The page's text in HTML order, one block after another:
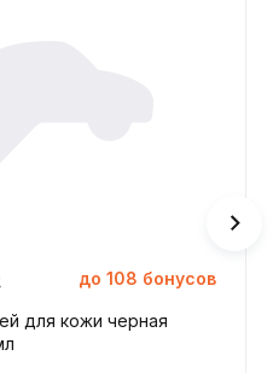
до 108 бонусов
для кожи черная